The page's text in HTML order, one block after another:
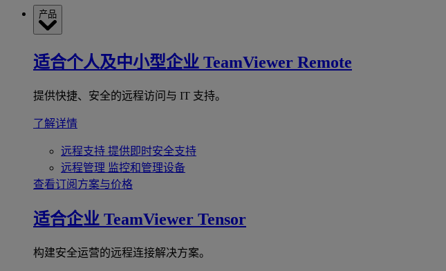
产品
适合个人及中小型企业 TeamViewer Remote
提供快捷、安全的远程访问与 IT 支持。
了解详情
远程支持 提供即时安全支持
远程管理 监控和管理设备
查看订阅方案与价格
适合企业 TeamViewer Tensor
构建安全运营的远程连接解决方案。